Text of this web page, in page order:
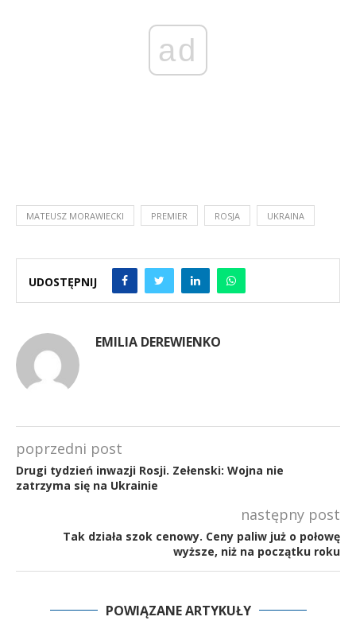
ad
MATEUSZ MORAWIECKI PREMIER ROSJA UKRAINA
UDOSTĘPNIJ
EMILIA DEREWIENKO
poprzedni post
Drugi tydzień inwazji Rosji. Zełenski: Wojna nie
zatrzyma się na Ukrainie
następny post
Tak działa szok cenowy. Ceny paliw już o połowę
wyższe, niż na początku roku
POWIĄZANE ARTYKUŁY